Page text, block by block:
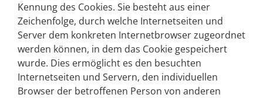
Kennung des Cookies. Sie besteht aus einer
Zeichenfolge, durch welche Internetseiten und
Server dem konkreten Internetbrowser zugeordnet
werden können, in dem das Cookie gespeichert
wurde. Dies ermöglicht es den besuchten
Internetseiten und Servern, den individuellen
Browser der betroffenen Person von anderen